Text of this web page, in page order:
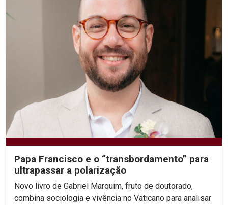
Papa Francisco e o “transbordamento” para
ultrapassar a polarização
Novo livro de Gabriel Marquim, fruto de doutorado,
combina sociologia e vivência no Vaticano para analisar